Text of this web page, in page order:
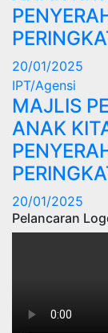
20/01/2025
IPT/Agensi
MAJLIS
ANAK
20/01/2025
Pelancaran